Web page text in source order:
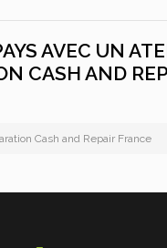
AVEC UN
CASH AND
Cash and Repair France